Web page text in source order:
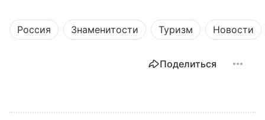
Россия Знаменитости Туризм Новости
Поделиться